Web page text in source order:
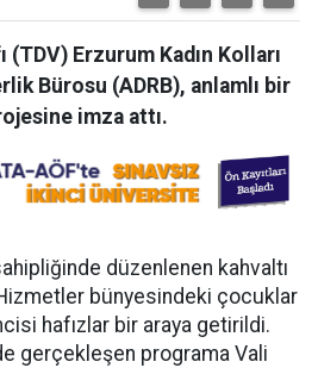
(TDV) Erzurum Kadın Kolları
Bürosu (ADRB), anlamlı bir
imza attı.
düzenlenen kahvaltı
bünyesindeki çocuklar
hafızlar bir araya getirildi.
gerçekleşen programa Vali